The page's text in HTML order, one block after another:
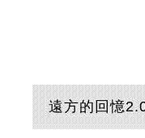
遠方的回憶